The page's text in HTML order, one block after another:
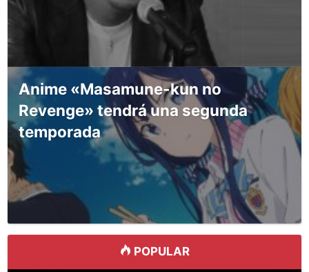
Anime «Masamune-kun no
Revenge» tendrá una segunda
temporada
POPULAR